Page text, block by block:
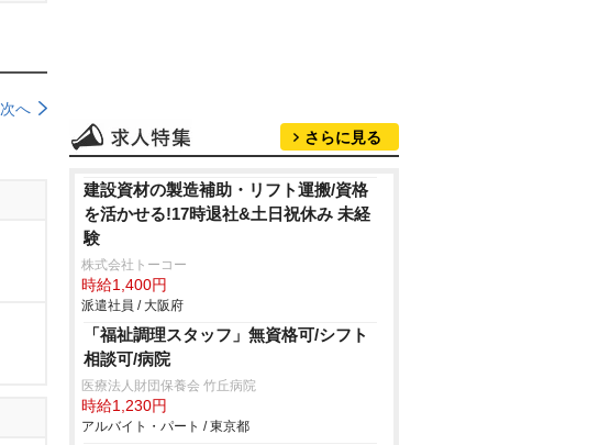
次へ
さらに見る
建設資材の製造補助・リフト運搬/資格
を活かせる!17時退社&土日祝休み 未経
験
株式会社トーコー
時給1,400円
派遣社員 / 大阪府
「福祉調理スタッフ」無資格可/シフト
相談可/病院
医療法人財団保養会 竹丘病院
時給1,230円
アルバイト・パート / 東京都